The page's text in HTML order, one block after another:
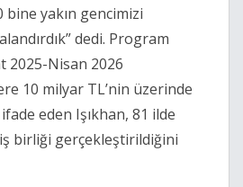
bine yakın gencimizi
dedi. Program
2025-Nisan 2026
10 milyar TL’nin üzerinde
ifade eden Işıkhan, 81 ilde
birliği gerçekleştirildiğini